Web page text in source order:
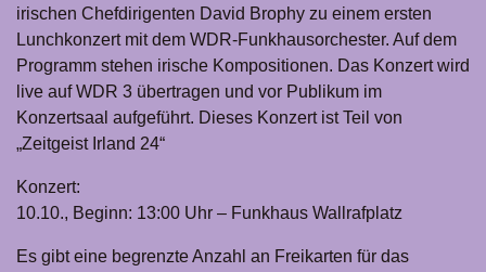
irischen Chefdirigenten David Brophy zu einem ersten
Lunchkonzert mit dem WDR-Funkhausorchester. Auf dem
Programm stehen irische Kompositionen. Das Konzert wird
live auf WDR 3 übertragen und vor Publikum im
Konzertsaal aufgeführt. Dieses Konzert ist Teil von
„Zeitgeist Irland 24“
Konzert:
10.10., Beginn: 13:00 Uhr – Funkhaus Wallrafplatz
Es gibt eine begrenzte Anzahl an Freikarten für das